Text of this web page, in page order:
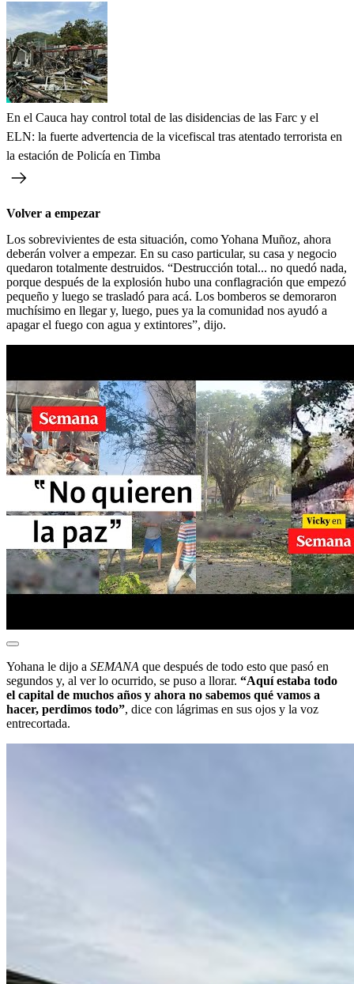
En el Cauca hay control total de las disidencias de las Farc y el
ELN: la fuerte advertencia de la vicefiscal tras atentado terrorista en
la estación de Policía en Timba
Volver a empezar
Los sobrevivientes de esta situación, como Yohana Muñoz, ahora
deberán volver a empezar. En su caso particular, su casa y negocio
quedaron totalmente destruidos. “Destrucción total... no quedó nada,
porque después de la explosión hubo una conflagración que empezó
pequeño y luego se trasladó para acá. Los bomberos se demoraron
muchísimo en llegar y, luego, pues ya la comunidad nos ayudó a
apagar el fuego con agua y extintores”, dijo.
Yohana le dijo a SEMANA que después de todo esto que pasó en
segundos y, al ver lo ocurrido, se puso a llorar. “Aquí estaba todo
el capital de muchos años y ahora no sabemos qué vamos a
hacer, perdimos todo”, dice con lágrimas en sus ojos y la voz
entrecortada.